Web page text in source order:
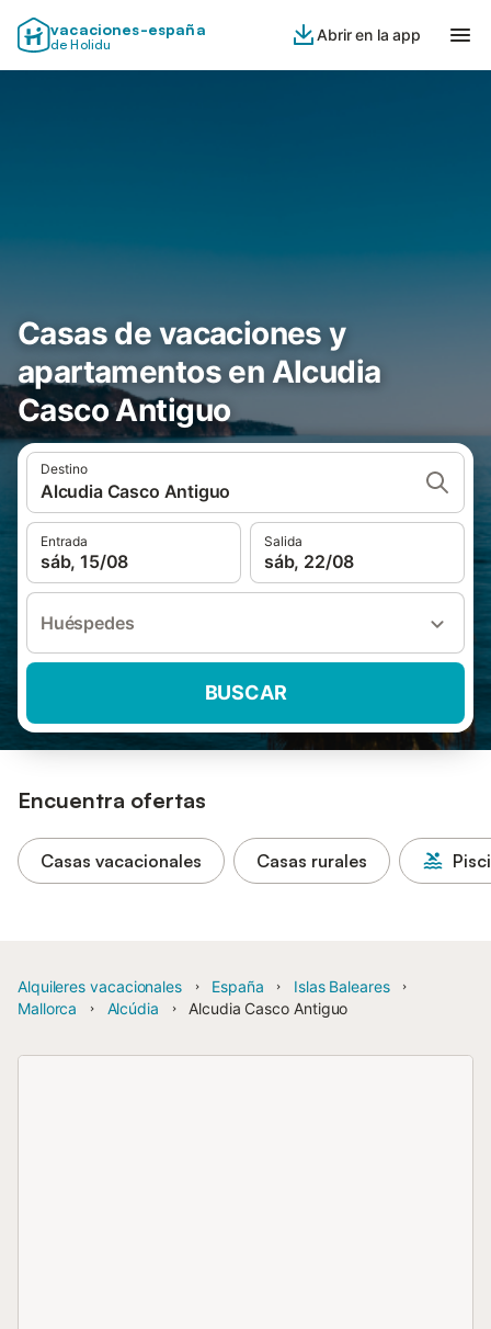
vacaciones-españa
de Holidu
Abrir en la app
Casas de vacaciones y
apartamentos en Alcudia
Casco Antiguo
Destino
Alcudia Casco Antiguo
Entrada
sáb, 15/08
Salida
sáb, 22/08
Huéspedes
BUSCAR
Encuentra ofertas
Casas vacacionales Casas rurales
Alquileres vacacionales España
Islas Baleares
Mallorca
Alcúdia Alcudia Casco Antiguo